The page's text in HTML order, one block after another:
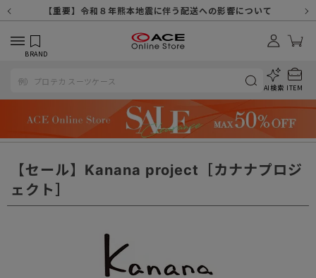
【重要】令和８年熊本地震に伴う配送への影響について
【重要】納品書・領収書ペーパーレス化（電子化）のお知らせ
【重要】天候不良や交通状況・物量増等に伴う配送への影響について
【重要】悪質な詐欺サイトにご注意ください
【重要】各種メールが届かない場合に関しまして
【重要】お問い合わせのご対応に関しまして
【重要】SNSのなりすまし詐欺にご注意ください
BRAND
AI検索 ITEM
【セール】Kanana project［カナナプロジ
ェクト］